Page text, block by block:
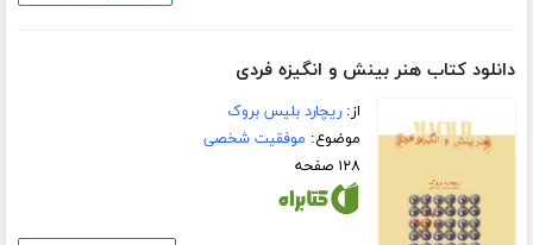
دانلود کتاب هنر بینش و انگیزه فردی
از:ریچارد بلیس بروک
موضوع: موفقیت شخصی
۱۲۸ صفحه